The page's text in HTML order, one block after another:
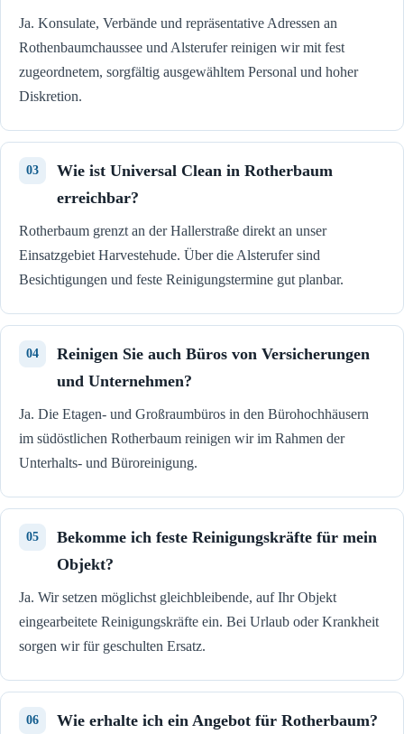
Ja. Konsulate, Verbände und repräsentative Adressen an
Rothenbaumchaussee und Alsterufer reinigen wir mit fest
zugeordnetem, sorgfältig ausgewähltem Personal und hoher
Diskretion.
Wie ist Universal Clean in Rotherbaum
erreichbar?
Rotherbaum grenzt an der Hallerstraße direkt an unser
Einsatzgebiet Harvestehude. Über die Alsterufer sind
Besichtigungen und feste Reinigungstermine gut planbar.
Reinigen Sie auch Büros von Versicherungen
und Unternehmen?
Ja. Die Etagen- und Großraumbüros in den Bürohochhäusern
im südöstlichen Rotherbaum reinigen wir im Rahmen der
Unterhalts- und Büroreinigung.
Bekomme ich feste Reinigungskräfte für mein
Objekt?
Ja. Wir setzen möglichst gleichbleibende, auf Ihr Objekt
eingearbeitete Reinigungskräfte ein. Bei Urlaub oder Krankheit
sorgen wir für geschulten Ersatz.
Wie erhalte ich ein Angebot für Rotherbaum?